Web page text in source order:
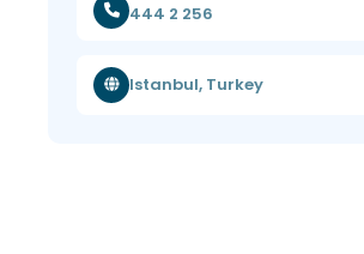
444 2 256
Istanbul, Turkey